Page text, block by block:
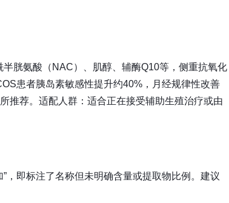
胱氨酸（NAC）、肌醇、辅酶Q10等，侧重抗氧化
患者胰岛素敏感性提升约40%，月经规律性改善
推荐。适配人群：适合正在接受辅助生殖治疗或由
，即标注了名称但未明确含量或提取物比例。建议